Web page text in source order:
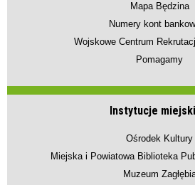
Mapa Będzina
Numery kont
Wojskowe Centrum
Pomagamy
Instytucje
Ośrodek Kultury
Miejska i Powiatowa Biblioteka
Muzeum